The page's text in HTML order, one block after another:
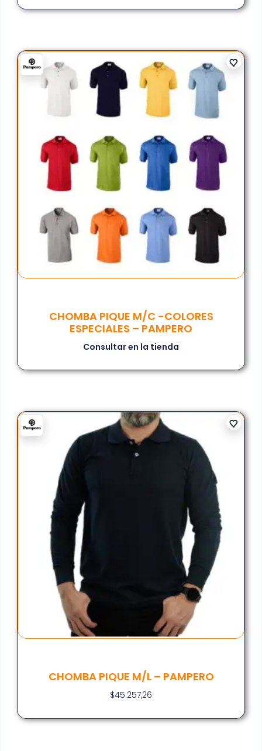
CHOMBA PIQUE M/C -COLORES
ESPECIALES – PAMPERO
Consultar en la tienda
CHOMBA PIQUE M/L – PAMPERO
$45.257,26